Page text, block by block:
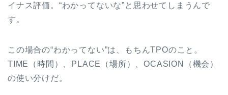
イナス評価。“わかってないな”と思わせてしまうんで
す。
この場合の“わかってない”は、もちんTPOのこと。
TIME（時間）、PLACE（場所）、OCASION（機会）
の使い分けだ。